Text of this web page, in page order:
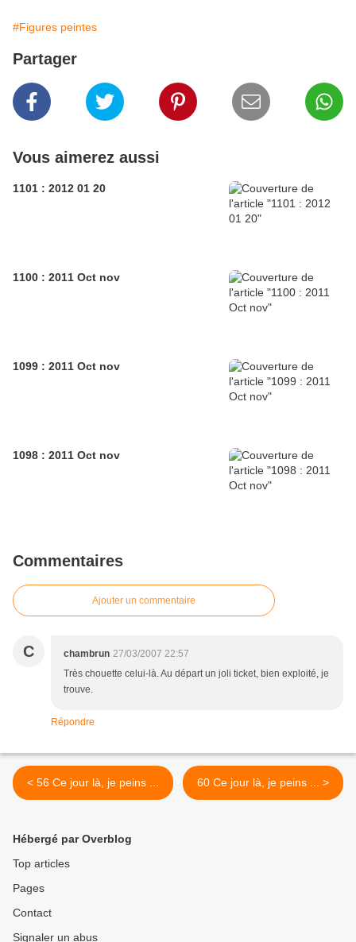
#Figures peintes
Partager
Vous aimerez aussi
1101 : 2012 01 20
1100 : 2011 Oct nov
1099 : 2011 Oct nov
1098 : 2011 Oct nov
Commentaires
Ajouter un commentaire
C chambrun 27/03/2007 22:57
Très chouette celui-là. Au départ un joli ticket, bien exploité, je
trouve.
Répondre
< 56 Ce jour là, je peins ... 60 Ce jour là, je peins ... >
Hébergé par Overblog
Top articles
Pages
Contact
Signaler un abus